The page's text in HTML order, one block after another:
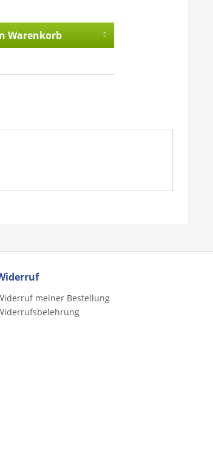
Warenkorb
meiner Bestellung